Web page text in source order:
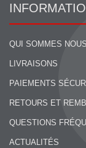
QUI SOMMES
LIVRAISONS
PAIEMENTS
RETOURS ET
QUESTIONS
ACTUALITÉS